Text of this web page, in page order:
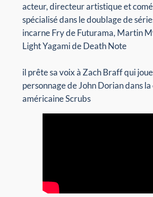
acteur, directeur artistique et
spécialisé dans le doublage de
incarne Fry de Futurama, Martin
Light Yagami de Death Note
il prête sa voix à Zach Braff qui
personnage de John Dorian dans
américaine Scrubs